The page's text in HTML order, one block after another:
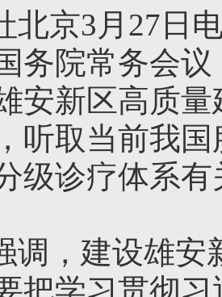
北京3月27日
务院常务会
安新区高质
听取当前我
级诊疗体系
调，建设雄安